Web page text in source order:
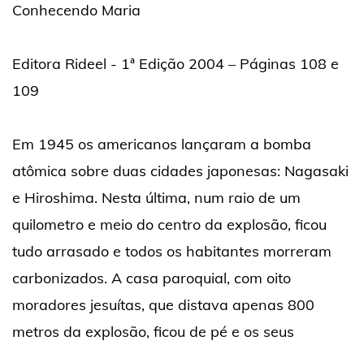
Conhecendo Maria
Editora Rideel - 1ª Edição 2004 – Páginas 108 e
109
Em 1945 os americanos lançaram a bomba
atômica sobre duas cidades japonesas: Nagasaki
e Hiroshima. Nesta última, num raio de um
quilometro e meio do centro da explosão, ficou
tudo arrasado e todos os habitantes morreram
carbonizados. A casa paroquial, com oito
moradores jesuítas, que distava apenas 800
metros da explosão, ficou de pé e os seus